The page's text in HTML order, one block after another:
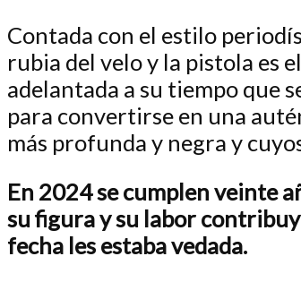
Contada con el estilo
rubia del velo y la pistola es
adelantada a su tiempo que
para convertirse en una
más profunda y negra y
En 2024 se cumplen veinte
su figura y su labor
fecha les estaba vedada.